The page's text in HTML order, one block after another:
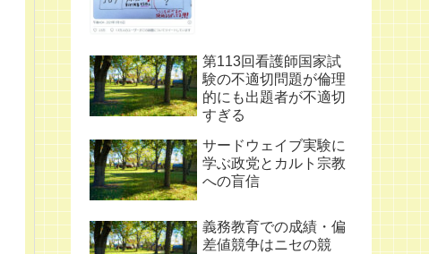
第113回看護師国家試
験の不適切問題が倫理
的にも出題者が不適切
すぎる
サードウェイブ実験に
学ぶ政党とカルト宗教
への盲信
義務教育での成績・偏
差値競争はニセの競